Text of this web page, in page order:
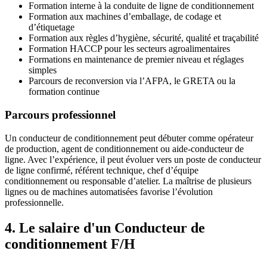
Formation interne à la conduite de ligne de conditionnement
Formation aux machines d’emballage, de codage et
d’étiquetage
Formation aux règles d’hygiène, sécurité, qualité et traçabilité
Formation HACCP pour les secteurs agroalimentaires
Formations en maintenance de premier niveau et réglages
simples
Parcours de reconversion via l’AFPA, le GRETA ou la
formation continue
Parcours professionnel
Un conducteur de conditionnement peut débuter comme opérateur
de production, agent de conditionnement ou aide-conducteur de
ligne. Avec l’expérience, il peut évoluer vers un poste de conducteur
de ligne confirmé, référent technique, chef d’équipe
conditionnement ou responsable d’atelier. La maîtrise de plusieurs
lignes ou de machines automatisées favorise l’évolution
professionnelle.
4. Le salaire d'un Conducteur de
conditionnement F/H